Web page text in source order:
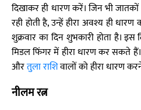
दिखाकर ही धारण करें। जिन भी
रही होती है, उन्हें हीरा अवश्य ही
शुक्रवार का दिन शुभकारी होता है।
मिडल फिंगर में हीरा धारण कर सकते हैं।
औरतुला राशिवालों को हीरा धारण
नीलम रत्न